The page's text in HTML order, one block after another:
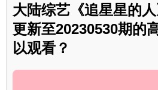
大陆综艺《追星星的
更新至20230530期的
以观看？